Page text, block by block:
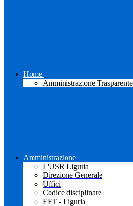
Home
Amministrazione Trasparente
Amministrazione
L'USR Liguria
Direzione Generale
Uffici
Codice disciplinare
EFT - Liguria